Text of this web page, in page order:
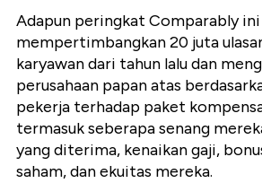
Adapun peringkat Comparably ini
mempertimbangkan 20 juta
karyawan dari tahun lalu dan
perusahaan papan atas
pekerja terhadap paket
termasuk seberapa senang
yang diterima, kenaikan gaji,
saham, dan ekuitas mereka.